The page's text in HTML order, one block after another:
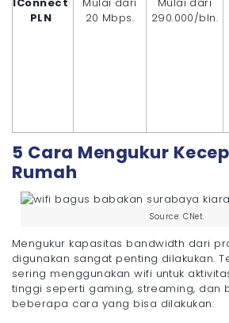
IConnect
PLN
Mulai dari
20 Mbps.
Mulai dari
290.000/bln.
5 Cara Mengukur
Rumah
Source: CNet.
Mengukur kapasitas bandwidth dari
digunakan sangat penting dilakukan.
sering menggunakan wifi untuk
tinggi seperti gaming, streaming, dan
beberapa cara yang bisa dilakukan: